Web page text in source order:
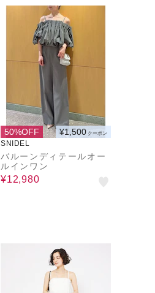
50%OFF ¥1,500 クーポン
SNIDEL
バルーンディテールオー
ルインワン
¥12,980